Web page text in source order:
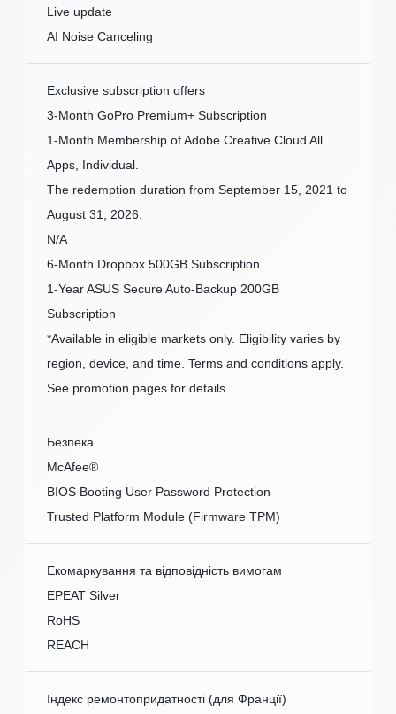
Live update
AI Noise Canceling
Exclusive subscription offers
3-Month GoPro Premium+ Subscription
1-Month Membership of Adobe Creative Cloud All
Apps, Individual.
The redemption duration from September 15, 2021 to
August 31, 2026.
N/A
6-Month Dropbox 500GB Subscription
1-Year ASUS Secure Auto-Backup 200GB
Subscription
*Available in eligible markets only. Eligibility varies by
region, device, and time. Terms and conditions apply.
See promotion pages for details.
Безпека
McAfee®
BIOS Booting User Password Protection
Trusted Platform Module (Firmware TPM)
Екомаркування та відповідність вимогам
EPEAT Silver
RoHS
REACH
Індекс ремонтопридатності (для Франції)